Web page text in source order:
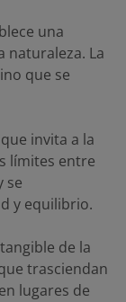
una
naturaleza. La
que se
invita a la
límites entre
se
y equilibrio.
de la
trasciendan
lugares de